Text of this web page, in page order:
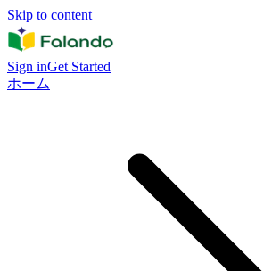
Skip to content
Sign inGet Started
ホーム